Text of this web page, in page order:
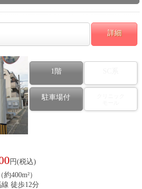
詳細
1階
駐車場付
円(税込)
約400m²）
徒歩12分